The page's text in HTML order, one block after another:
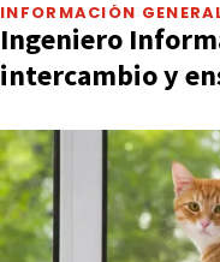
INFORMACIÓN
Ingeniero
intercambio y